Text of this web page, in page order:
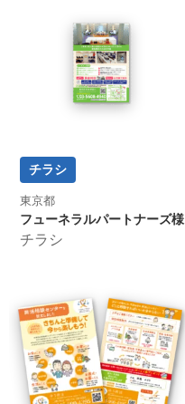
チラシ
東京都
フューネラルパートナーズ様
チラシ